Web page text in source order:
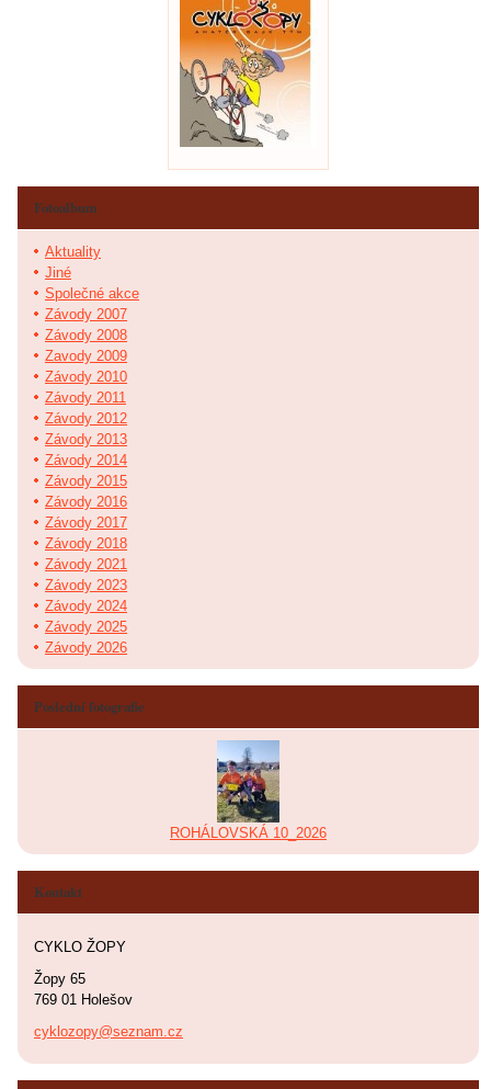
Fotoalbum
Aktuality
Jiné
Společné akce
Závody 2007
Závody 2008
Zavody 2009
Závody 2010
Závody 2011
Závody 2012
Závody 2013
Závody 2014
Závody 2015
Závody 2016
Závody 2017
Závody 2018
Závody 2021
Závody 2023
Závody 2024
Závody 2025
Závody 2026
Poslední fotografie
ROHÁLOVSKÁ 10_2026
Kontakt
CYKLO ŽOPY
Žopy 65
769 01 Holešov
cyklozopy@seznam.cz